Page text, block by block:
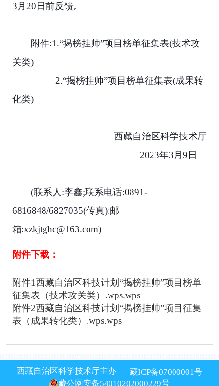
3 月 20日前反馈。
附件:1.“揭榜挂帅”项目榜单征集表(技术攻
关类)
2.“揭榜挂帅”项目榜单征集表(成果转
化类)
西藏自治区科学技术厅
2023年3 月9日
(联系人:李鑫;联系电话:0891-
6816848/6827035(传真);邮
箱:xzkjtghc@163.com)
附件下载：
附件1西藏自治区科技计划“揭榜挂帅”项目榜单
征集表（技术攻关类）.wps.wps
附件2西藏自治区科技计划“揭榜挂帅”项目征集
表（成果转化类）.wps.wps
西藏自治区科学技术厅主办
藏ICP备07000001号
藏公网安备54010202000229号